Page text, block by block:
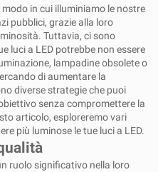
in cui illuminiamo le nostre
pubblici, grazie alla loro
Tuttavia, ci sono
luci a LED potrebbe non essere
lampadine obsolete o
di aumentare la
diverse strategie che puoi
senza compromettere la
articolo, esploreremo vari
più luminose le tue luci a LED.
ruolo significativo nella loro